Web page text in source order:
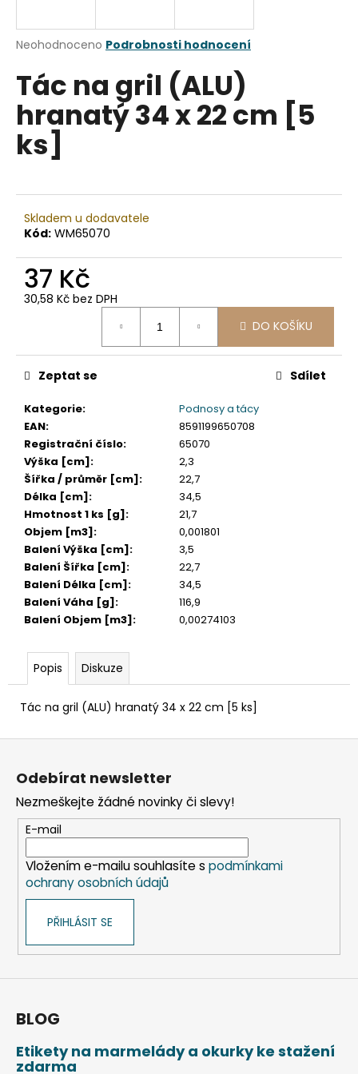
Průměrné
produktu
0,0
5
hvězdiček.
Neohodnoceno Podrobnosti hodnocení
Tác na gril (ALU)
hranatý 34 x 22 cm [5
ks]
Skladem u dodavatele
Kód: WM65070
37 Kč
30,58 Kč bez DPH
DO KOŠÍKU
Kategorie:
Podnosy a tácy
EAN:
8591199650708
Registrační číslo:
65070
Výška [cm]:
2,3
Šířka / průměr [cm]:
22,7
Délka [cm]:
34,5
Hmotnost 1 ks [g]:
21,7
Objem [m3]:
0,001801
Balení Výška [cm]:
3,5
Balení Šířka [cm]:
22,7
Balení Délka [cm]:
34,5
Balení Váha [g]:
116,9
Balení Objem [m3]: 0,00274103
Zeptat se Sdílet
Popis Diskuze
Tác na gril (ALU) hranatý 34 x 22 cm [5 ks]
j
t
?
D
o
p
o
č
u
e
m
e
KELÍMEK
(RPET)
ČIRÝ
Ø95MM
0,3L
[50
KS]
98
Kč
Z
Odebírat newsletter
Nezmeškejte žádné novinky či slevy!
E-mail
Vložením e-mailu souhlasíte s podmínkami
ochrany osobních údajů
PŘIHLÁSIT SE
BLOG
Etikety na marmelády a okurky ke stažení
zdarma